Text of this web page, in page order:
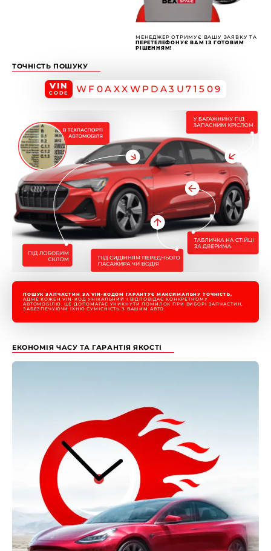
МЕНЕДЖЕР ОТРИМУЄ ВАШУ ЗАЯВКУ ТА
ПЕРЕТЕЛЕФОНУЄ ВАМ ІЗ ГОТОВИМ
РІШЕННЯМ!
ТОЧНІСТЬ ПОШУКУ
VIN
CODE WF0AXXWPDA3U71509
ПОШУК ЗАПЧАСТИН ЗА VIN-КОДОМ ГАРАНТУЄ МАКСИМАЛЬНУ ТОЧНІСТЬ,
АДЖЕ КОЖЕН VIN-КОД УНІКАЛЬНИЙ І ВІДПОВІДАЄ КОНКРЕТНОМУ
АВТОМОБІЛЮ. ЦЕ ДОПОМАГАЄ УНИКНУТИ ПОМИЛОК ПРИ ВИБОРІ ЗАПЧАСТИН,
ЗАБЕЗПЕЧУЮЧИ ЇХНЮ СУМІСНІСТЬ З ВАШИМ АВТО.
ЕКОНОМІЯ ЧАСУ ТА ГАРАНТІЯ ЯКОСТІ